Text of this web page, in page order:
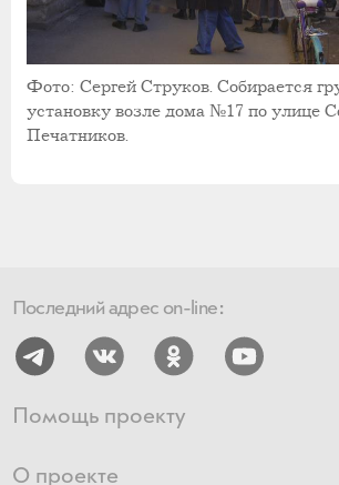
Фото: Сергей Струков. Собирается
установку возле дома №17 по улице
Печатников.
Последний адрес on-line:
Помощь проекту
О проекте